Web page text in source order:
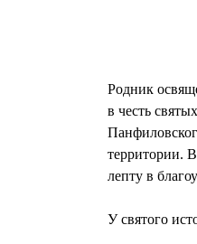
Родник
в честь
территории.
лепту в
У святого